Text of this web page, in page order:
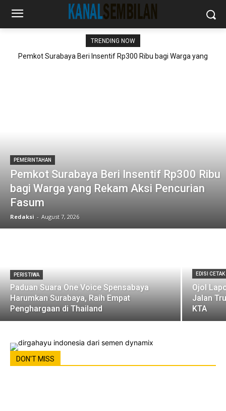
TRENDING NOW
Pemkot Surabaya Beri Insentif Rp300 Ribu bagi Warga yang
PEMERINTAHAN
Pemkot Surabaya Beri Insentif Rp300 Ribu
bagi Warga yang Rekam Aksi Pencurian
Fasum
Redaksi - August 7, 2026
PERISTIWA
Paduan Suara One Voice Spensabaya
Harumkan Surabaya, Raih Empat
Penghargaan di Thailand
EDISI CETAK
Ojol
Jalan
KTA
DON'T MISS